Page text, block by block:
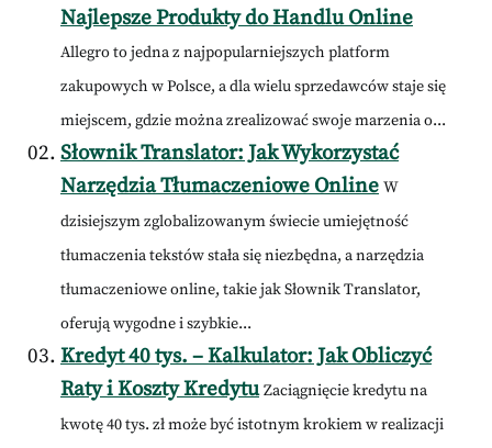
Najlepsze Produkty do Handlu Online
Allegro to jedna z najpopularniejszych platform
zakupowych w Polsce, a dla wielu sprzedawców staje się
miejscem, gdzie można zrealizować swoje marzenia o...
Słownik Translator: Jak Wykorzystać
Narzędzia Tłumaczeniowe Online W
dzisiejszym zglobalizowanym świecie umiejętność
tłumaczenia tekstów stała się niezbędna, a narzędzia
tłumaczeniowe online, takie jak Słownik Translator,
oferują wygodne i szybkie...
Kredyt 40 tys. – Kalkulator: Jak Obliczyć
Raty i Koszty Kredytu Zaciągnięcie kredytu na
kwotę 40 tys. zł może być istotnym krokiem w realizacji